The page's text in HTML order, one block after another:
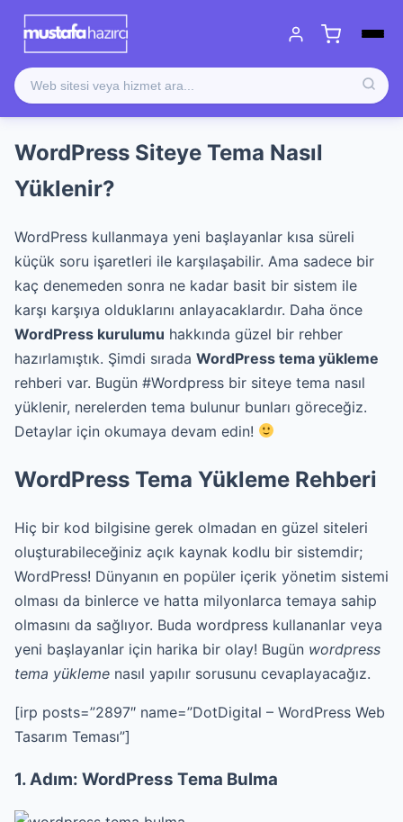
WordPress Siteye Tema Nasıl
Yüklenir?
WordPress kullanmaya yeni başlayanlar kısa süreli
küçük soru işaretleri ile karşılaşabilir. Ama sadece bir
kaç denemeden sonra ne kadar basit bir sistem ile
karşı karşıya olduklarını anlayacaklardır. Daha önce
WordPress kurulumu hakkında güzel bir rehber
hazırlamıştık. Şimdi sırada WordPress tema yükleme
rehberi var. Bugün #Wordpress bir siteye tema nasıl
yüklenir, nerelerden tema bulunur bunları göreceğiz.
Detaylar için okumaya devam edin!
WordPress Tema Yükleme Rehberi
Hiç bir kod bilgisine gerek olmadan en güzel siteleri
oluşturabileceğiniz açık kaynak kodlu bir sistemdir;
WordPress! Dünyanın en popüler içerik yönetim sistemi
olması da binlerce ve hatta milyonlarca temaya sahip
olmasını da sağlıyor. Buda wordpress kullananlar veya
yeni başlayanlar için harika bir olay! Bugün wordpress
tema yükleme nasıl yapılır sorusunu cevaplayacağız.
[irp posts=”2897″ name=”DotDigital – WordPress Web
Tasarım Teması”]
1. Adım: WordPress Tema Bulma